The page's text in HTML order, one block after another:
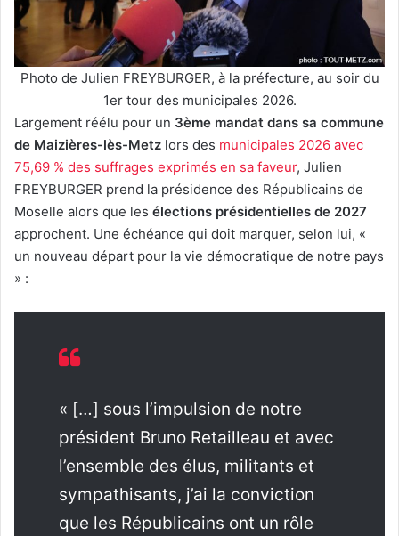
Photo de Julien FREYBURGER, à la préfecture, au soir du
1er tour des municipales 2026.
Largement réélu pour un 3ème mandat dans sa commune
de Maizières-lès-Metz lors des municipales 2026 avec
75,69 % des suffrages exprimés en sa faveur, Julien
FREYBURGER prend la présidence des Républicains de
Moselle alors que les élections présidentielles de 2027
approchent. Une échéance qui doit marquer, selon lui, «
un nouveau départ pour la vie démocratique de notre pays
» :
« […] sous l’impulsion de notre
président Bruno Retailleau et avec
l’ensemble des élus, militants et
sympathisants, j’ai la conviction
que les Républicains ont un rôle